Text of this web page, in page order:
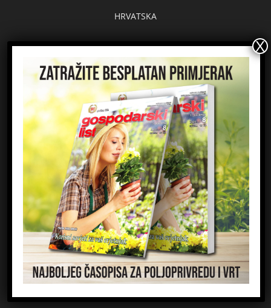
HRVATSKA
ČASOPIS
Impressum
Marketing
Priznanja
Zaštita osobnih podataka